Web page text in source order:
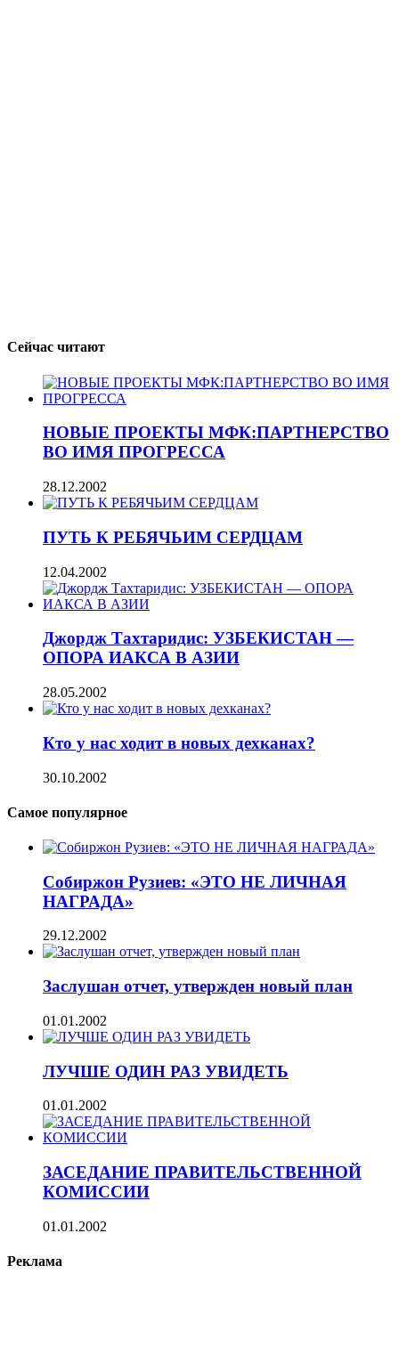
Сейчас читают
НОВЫЕ ПРОЕКТЫ МФК:ПАРТНЕРСТВО
ВО ИМЯ ПРОГРЕССА
28.12.2002
ПУТЬ К РЕБЯЧЬИМ СЕРДЦАМ
12.04.2002
Джордж Тахтаридис: УЗБЕКИСТАН —
ОПОРА ИАКСА В АЗИИ
28.05.2002
Кто у нас ходит в новых дехканах?
30.10.2002
Самое популярное
Собиржон Рузиев: «ЭТО НЕ ЛИЧНАЯ
НАГРАДА»
29.12.2002
Заслушан отчет, утвержден новый план
01.01.2002
ЛУЧШЕ ОДИН РАЗ УВИДЕТЬ
01.01.2002
ЗАСЕДАНИЕ ПРАВИТЕЛЬСТВЕННОЙ
КОМИССИИ
01.01.2002
Реклама